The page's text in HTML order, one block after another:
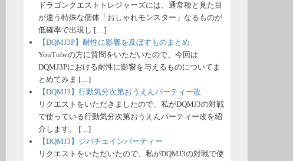
ドラゴンクエストトレジャーズには、通常種と見た目
が違う特殊な個体「おしゃれモンスター」なるものが
低確率で出現し […]
【DQMJ3P】耐性に影響を及ぼすものまとめ
YouTubeの方に質問をいただいたので、今回は
DQMJ3Pにおける耐性に影響を与えるものについてま
とめてみま […]
【DQMJ3】行動気分次第おうえんパーティー改
リクエストをいただきましたので、私がDQMJ3の対戦
で使っている行動気分次第おうえんパーティー改を紹
介します。 […]
【DQMJ3】ジバチェインパーティー
リクエストをいただいたので、私がDQMJ3の対戦で使